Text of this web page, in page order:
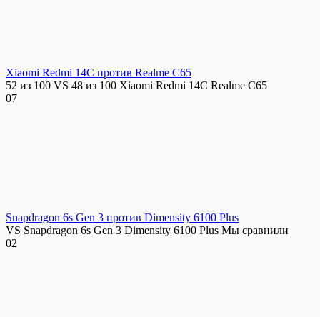
Xiaomi Redmi 14C против Realme C65
52 из 100 VS 48 из 100 Xiaomi Redmi 14C Realme C65
07
Snapdragon 6s Gen 3 против Dimensity 6100 Plus
VS Snapdragon 6s Gen 3 Dimensity 6100 Plus Мы сравнили
02